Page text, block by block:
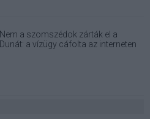
Nem a szomszédok zárták el a
Dunát: a vízügy cáfolta az interneten